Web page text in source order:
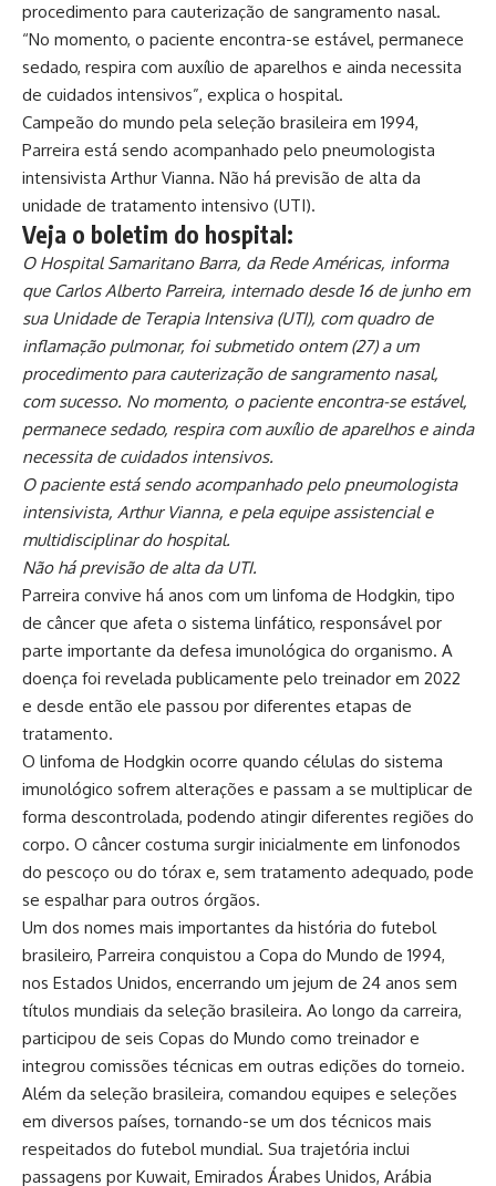
procedimento para cauterização de sangramento nasal.
“No momento, o paciente encontra-se estável, permanece
sedado, respira com auxílio de aparelhos e ainda necessita
de cuidados intensivos”, explica o hospital.
Campeão do mundo pela seleção brasileira em 1994,
Parreira está sendo acompanhado pelo pneumologista
intensivista Arthur Vianna. Não há previsão de alta da
unidade de tratamento intensivo (UTI).
Veja o boletim do hospital:
O Hospital Samaritano Barra, da Rede Américas, informa
que Carlos Alberto Parreira, internado desde 16 de junho em
sua Unidade de Terapia Intensiva (UTI), com quadro de
inflamação pulmonar, foi submetido ontem (27) a um
procedimento para cauterização de sangramento nasal,
com sucesso. No momento, o paciente encontra-se estável,
permanece sedado, respira com auxílio de aparelhos e ainda
necessita de cuidados intensivos.
O paciente está sendo acompanhado pelo pneumologista
intensivista, Arthur Vianna, e pela equipe assistencial e
multidisciplinar do hospital.
Não há previsão de alta da UTI.
Parreira convive há anos com um linfoma de Hodgkin, tipo
de câncer que afeta o sistema linfático, responsável por
parte importante da defesa imunológica do organismo. A
doença foi revelada publicamente pelo treinador em 2022
e desde então ele passou por diferentes etapas de
tratamento.
O linfoma de Hodgkin ocorre quando células do sistema
imunológico sofrem alterações e passam a se multiplicar de
forma descontrolada, podendo atingir diferentes regiões do
corpo. O câncer costuma surgir inicialmente em linfonodos
do pescoço ou do tórax e, sem tratamento adequado, pode
se espalhar para outros órgãos.
Um dos nomes mais importantes da história do futebol
brasileiro, Parreira conquistou a Copa do Mundo de 1994,
nos Estados Unidos, encerrando um jejum de 24 anos sem
títulos mundiais da seleção brasileira. Ao longo da carreira,
participou de seis Copas do Mundo como treinador e
integrou comissões técnicas em outras edições do torneio.
Além da seleção brasileira, comandou equipes e seleções
em diversos países, tornando-se um dos técnicos mais
respeitados do futebol mundial. Sua trajetória inclui
passagens por Kuwait, Emirados Árabes Unidos, Arábia